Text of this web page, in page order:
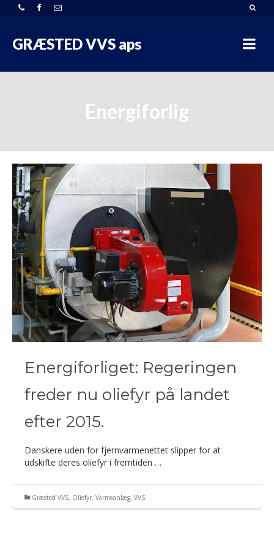
GRÆSTED VVS aps
Energiforlig
Energiforliget: Regeringen
freder nu oliefyr på landet
efter 2015.
Danskere uden for fjernvarmenettet slipper for at
udskifte deres oliefyr i fremtiden …
Græsted VVS, Oliefyr, Varmeanlæg, VVS